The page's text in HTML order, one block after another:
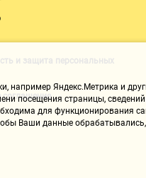
и защита персональных
соглашение
например Яндекс.Метрика и
посещения страницы,
для функционирования
Ваши данные